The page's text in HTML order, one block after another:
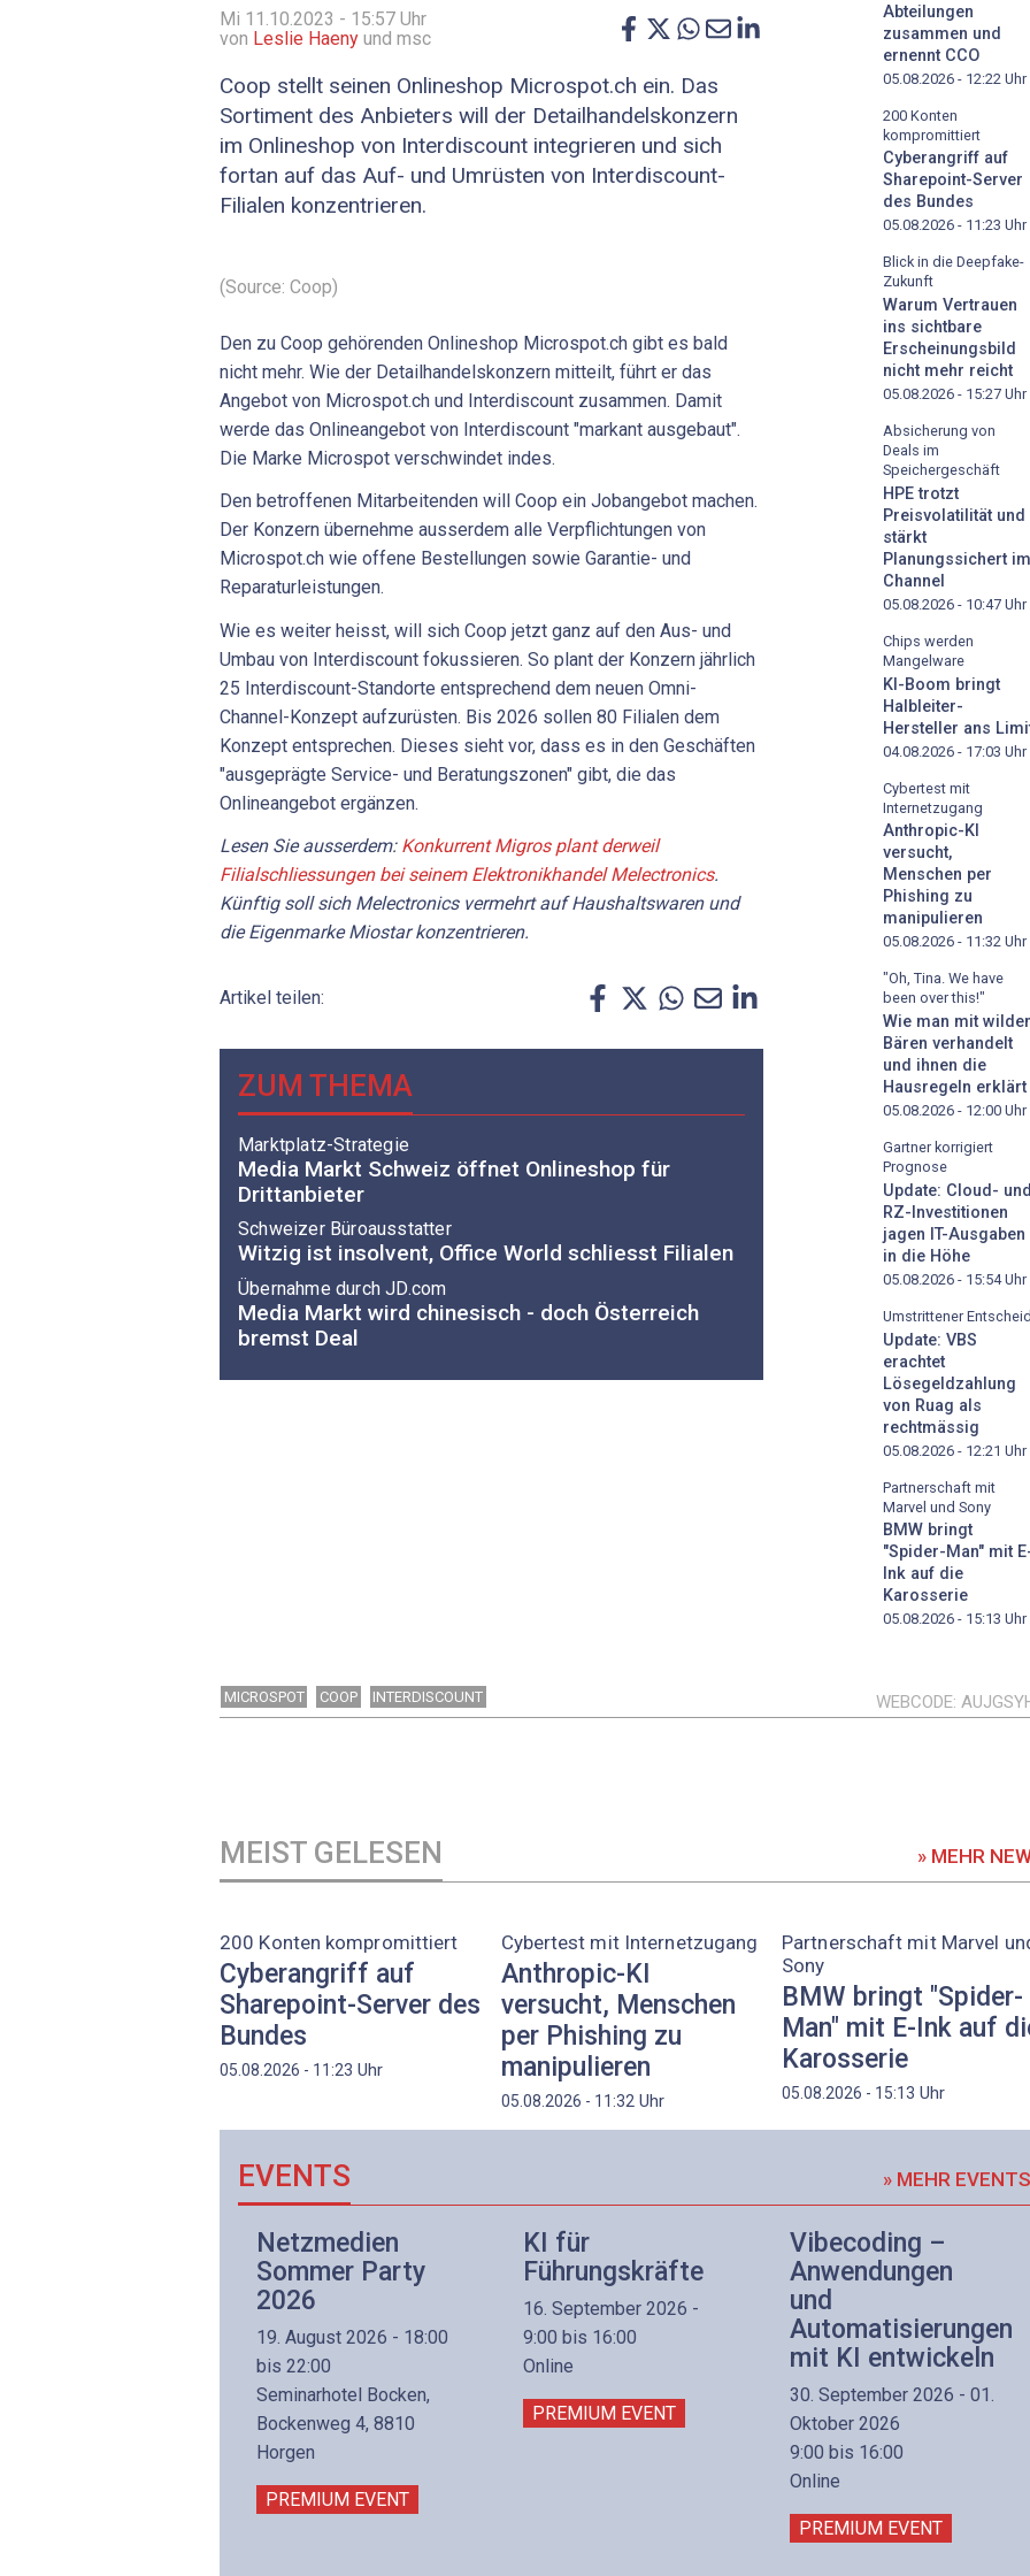
Mi 11.10.2023 - 15:57 Uhr
von Leslie Haeny und msc
Coop stellt seinen Onlineshop Microspot.ch ein. Das
Sortiment des Anbieters will der Detailhandelskonzern
im Onlineshop von Interdiscount integrieren und sich
fortan auf das Auf- und Umrüsten von Interdiscount-
Filialen konzentrieren.
(Source: Coop)
Den zu Coop gehörenden Onlineshop Microspot.ch gibt es bald
nicht mehr. Wie der Detailhandelskonzern mitteilt, führt er das
Angebot von Microspot.ch und Interdiscount zusammen. Damit
werde das Onlineangebot von Interdiscount "markant ausgebaut".
Die Marke Microspot verschwindet indes.
Den betroffenen Mitarbeitenden will Coop ein Jobangebot machen.
Der Konzern übernehme ausserdem alle Verpflichtungen von
Microspot.ch wie offene Bestellungen sowie Garantie- und
Reparaturleistungen.
Wie es weiter heisst, will sich Coop jetzt ganz auf den Aus- und
Umbau von Interdiscount fokussieren. So plant der Konzern jährlich
25 Interdiscount-Standorte entsprechend dem neuen Omni-
Channel-Konzept aufzurüsten. Bis 2026 sollen 80 Filialen dem
Konzept entsprechen. Dieses sieht vor, dass es in den Geschäften
"ausgeprägte Service- und Beratungszonen" gibt, die das
Onlineangebot ergänzen.
Lesen Sie ausserdem: Konkurrent Migros plant derweil
Filialschliessungen bei seinem Elektronikhandel Melectronics.
Künftig soll sich Melectronics vermehrt auf Haushaltswaren und
die Eigenmarke Miostar konzentrieren.
Artikel teilen:
ZUM THEMA
Marktplatz-Strategie
Media Markt Schweiz öffnet Onlineshop für
Drittanbieter
Schweizer Büroausstatter
Witzig ist insolvent, Office World schliesst Filialen
Übernahme durch JD.com
Media Markt wird chinesisch - doch Österreich
bremst Deal
Abteilungen
zusammen und
ernennt CCO
05.08.2026 - 12:22 Uhr
200 Konten
kompromittiert
Cyberangriff auf
Sharepoint-Server
des Bundes
05.08.2026 - 11:23 Uhr
Blick in die Deepfake-
Zukunft
Warum Vertrauen
ins sichtbare
Erscheinungsbild
nicht mehr reicht
05.08.2026 - 15:27 Uhr
Absicherung von
Deals im
Speichergeschäft
HPE trotzt
Preisvolatilität und
stärkt
Planungssichert im
Channel
05.08.2026 - 10:47 Uhr
Chips werden
Mangelware
KI-Boom bringt
Halbleiter-
Hersteller ans
04.08.2026 - 17:03 Uhr
Cybertest mit
Internetzugang
Anthropic-KI
versucht,
Menschen per
Phishing zu
manipulieren
05.08.2026 - 11:32 Uhr
"Oh, Tina. We have
been over this!"
Wie man mit
Bären verhandelt
und ihnen die
Hausregeln erklärt
05.08.2026 - 12:00 Uhr
Gartner korrigiert
Prognose
Update: Cloud- und
RZ-Investitionen
jagen IT-Ausgaben
in die Höhe
05.08.2026 - 15:54Uhr
Umstrittener Entscheid
Update: VBS
erachtet
Lösegeldzahlung
von Ruag als
rechtmässig
05.08.2026 - 12:21 Uhr
Partnerschaft mit
Marvel und Sony
BMW bringt
"Spider-Man" mit
Ink auf die
Karosserie
05.08.2026 - 15:13 Uhr
MICROSPOT COOP INTERDISCOUNT WEBCODE
MEIST GELESEN » MEHR
200 Konten kompromittiert
Cyberangriff auf
Sharepoint-Server des
Bundes
05.08.2026 - 11:23 Uhr
Cybertest mit Internetzugang
Anthropic-KI
versucht, Menschen
per Phishing zu
manipulieren
05.08.2026 - 11:32Uhr
Partnerschaft mit Marvel
Sony
BMW bringt "Spider-
Man" mit E-Ink auf
Karosserie
05.08.2026 - 15:13 Uhr
EVENTS » MEHR EVENTS
Netzmedien
Sommer Party
2026
19. August 2026 - 18:00
bis 22:00
Seminarhotel Bocken,
Bockenweg 4, 8810
Horgen
PREMIUM EVENT
KI für
Führungskräfte
16. September 2026 -
9:00 bis 16:00
Online
PREMIUM EVENT
Vibecoding –
Anwendungen
und
Automatisierungen
mit KI entwickeln
30. September 2026 - 01.
Oktober 2026
9:00 bis 16:00
Online
PREMIUM EVENT